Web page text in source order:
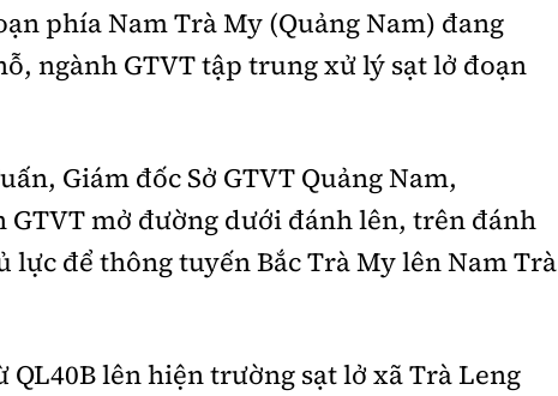
phía Nam Trà My (Quảng Nam) đang
ngành GTVT tập trung xử lý sạt lở đoạn
Giám đốc Sở GTVT Quảng Nam,
GTVT mở đường dưới đánh lên, trên đánh
lực để thông tuyến Bắc Trà My lên Nam Trà
QL40B lên hiện trường sạt lở xã Trà Leng